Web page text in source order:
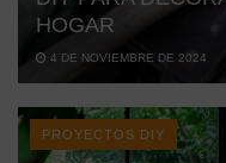
HOGAR
4 DE NOVIEMBRE DE 2024
PROYECTOS DIY